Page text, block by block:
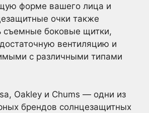
форме вашего лица и
очки также
боковые щитки,
вентиляцию и
с различными типами
Oakley и Chums — одни из
брендов солнцезащитных